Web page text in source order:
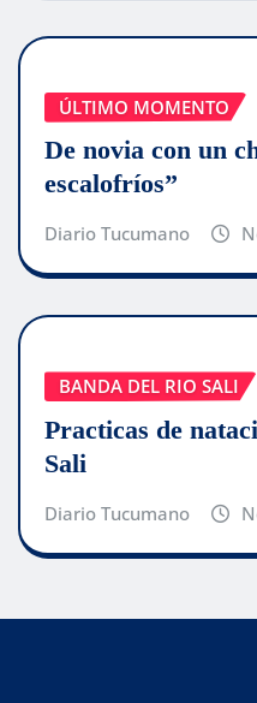
ÚLTIMO MOMENTO
De novia con un
escalofríos”
Diario Tucumano
BANDA DEL RIO SALI
Practicas de
Sali
Diario Tucumano